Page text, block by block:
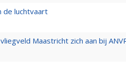
de luchtvaart
Maastricht zich aan bij